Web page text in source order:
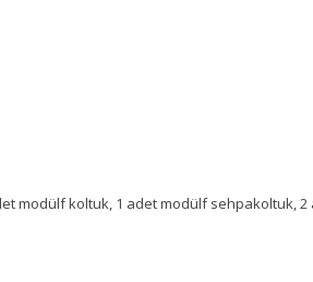
modülf koltuk, 1 adet modülf